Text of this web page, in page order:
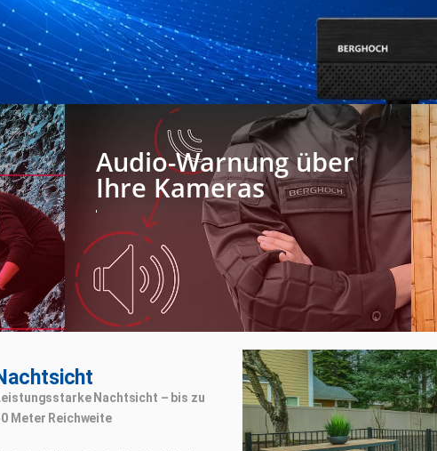
Audio-Warnung über
Ihre Kameras
Nachtsicht – bis zu
Meter Reichweite